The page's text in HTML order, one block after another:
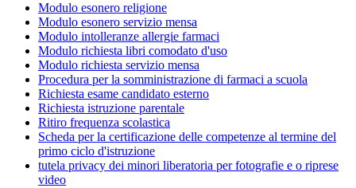
Modulo esonero religione
Modulo esonero servizio mensa
Modulo intolleranze allergie farmaci
Modulo richiesta libri comodato d'uso
Modulo richiesta servizio mensa
Procedura per la somministrazione di farmaci a scuola
Richiesta esame candidato esterno
Richiesta istruzione parentale
Ritiro frequenza scolastica
Scheda per la certificazione delle competenze al termine del
primo ciclo d'istruzione
tutela privacy dei minori liberatoria per fotografie e o riprese
video